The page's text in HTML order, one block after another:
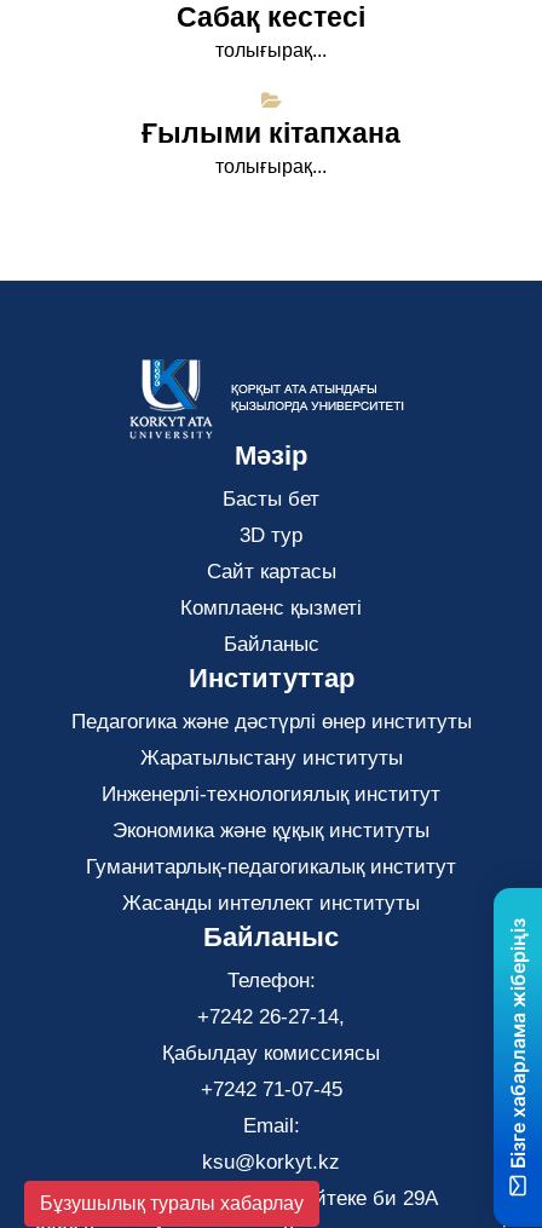
Сабақ кестесі
толығырақ...
Ғылыми кітапхана
толығырақ...
Мәзір
Басты бет
3D тур
Сайт картасы
Комплаенс қызметі
Байланыс
Институттар
Педагогика және дәстүрлі өнер институты
Жаратылыстану институты
Инженерлі-технологиялық институт
Экономика және құқық институты
Гуманитарлық-педагогикалық институт
Жасанды интеллект институты
Байланыс
Телефон:
+7242 26-27-14,
Қабылдау комиссиясы
+7242 71-07-45
Email:
ksu@korkyt.kz
Қызылорда қаласы, Әйтеке би 29А
Бұзушылық туралы хабарлау
Бізге хабарлама жіберіңіз